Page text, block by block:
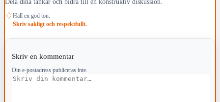
♢ Håll en god ton.
Skriv sakligt och respektfullt.
Skriv en kommentar
Din e-postadress publiceras inte.
Kommentar